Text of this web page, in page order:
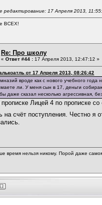
редактирование: 17 Апреля 2013,
ВСЕХ!
Re: Про школу
« Ответ #44 : 17 Апреля 2013, 12:47:12 »
от 17 Апреля 2013, 08:26:42
вроде как с нового учебного
ли. У меня сын в 17, деньги
даже сказал несколько агрессивная,
Лицей 4 по прописке
на счёт поступления. Честно я
время нельзя никому. Порой даже